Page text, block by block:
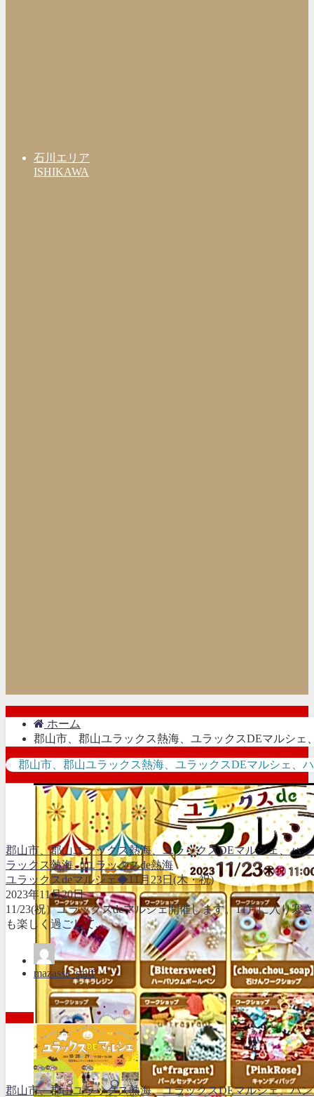
石川エリア
ISHIKAWA
ホーム
郡山市、郡山ユラックス熱海、ユラックスDEマルシェ
郡山市、郡山ユラックス熱海、ユラックスDEマルシェ、
郡山市、郡山ユラックス熱海、ユラックスDEマルシェ、ハ
ラックス熱海、ユラックスde熱海
ユラックスdeマルシェ◆11月23日(木・祝)
2023年11月20日
11/23(祝）ユラックスdeマルシェ開催します。11月に入り寒
も楽しく過ごして...
mazasse_staff
郡山市、郡山ユラックス熱海、ユラックスDEマルシェ、ハ